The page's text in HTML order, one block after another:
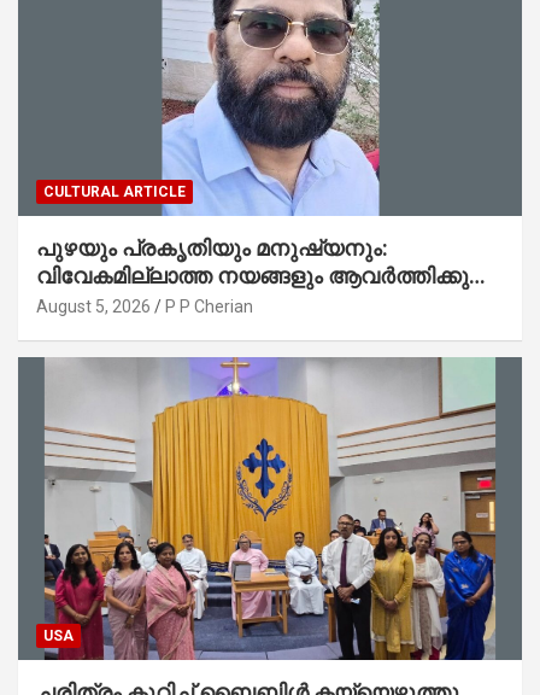
CULTURAL ARTICLE
പുഴയും പ്രകൃതിയും മനുഷ്യനും:
വിവേകമില്ലാത്ത നയങ്ങളും ആവർത്തിക്കുന്ന
ദുരന്തങ്ങളും : റവ. ജെയിംസ് കെ.
August 5, 2026 P P Cherian
USA